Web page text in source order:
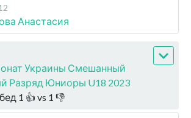
Анастасия
Украины Смешанный
Разряд Юниоры U18 2023
1 👍 vs 1 👎